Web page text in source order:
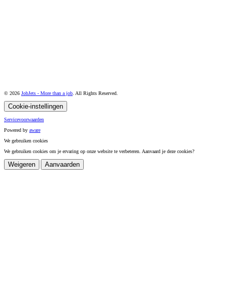
© 2026 JobJets - More than a job . All Rights Reserved.
Cookie-instellingen
Servicevoorwaarden
Powered by aware
We gebruiken cookies
We gebruiken cookies om je ervaring op onze website te verbeteren. Aanvaard je deze cookies?
Weigeren Aanvaarden